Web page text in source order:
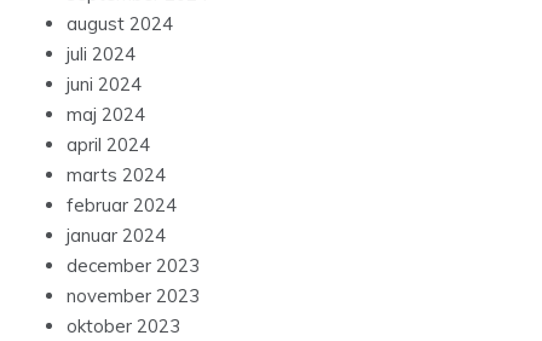
august 2024
juli 2024
juni 2024
maj 2024
april 2024
marts 2024
februar 2024
januar 2024
december 2023
november 2023
oktober 2023